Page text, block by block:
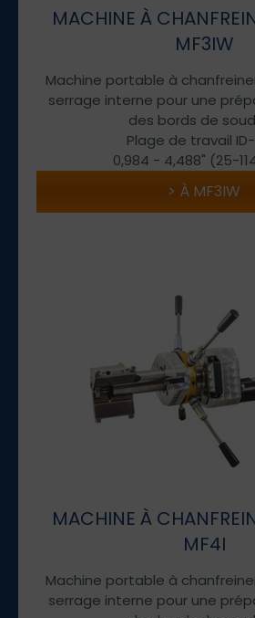
MACHINE À
MF3IW
Machine portable à
serrage interne pour une
des bords de
Plage de travail ID-
0,984 - 4,488" (25-
À MF3IW
MACHINE À
MF4I
Machine portable à
serrage interne pour une